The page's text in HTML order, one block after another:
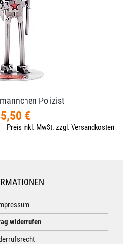
Polizist
€
Preis inkl. MwSt. zzgl. Versandkosten
widerrufen